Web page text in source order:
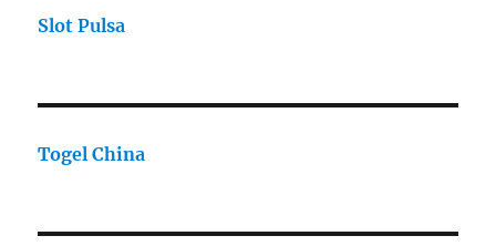
Slot Pulsa
Togel China